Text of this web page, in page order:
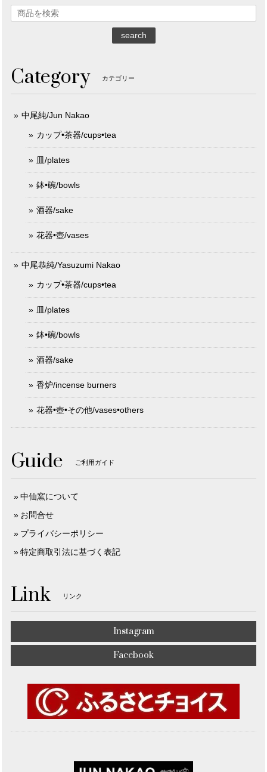
search
Category カテゴリー
中尾純/Jun Nakao
カップ•茶器/cups•tea
皿/plates
鉢•碗/bowls
酒器/sake
花器•壺/vases
中尾恭純/Yasuzumi Nakao
カップ•茶器/cups•tea
皿/plates
鉢•碗/bowls
酒器/sake
香炉/incense burners
花器•壺•その他/vases•others
Guide ご利用ガイド
中仙窯について
お問合せ
プライバシーポリシー
特定商取引法に基づく表記
Link リンク
Instagram
Facebook